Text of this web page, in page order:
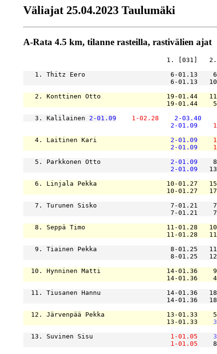
Väliajat 25.04.2023 Taulumäki
A-Rata 4.5 km, tilanne rasteilla, rastivälien ajat
1. [031]
1. Thitz Eero                      6-01.13
6-01.13
2. Konttinen Otto                 19-01.44
19-01.44
   3. Kalilainen
2-01.09 1-02.28
2-03.40
2-01.09
   4. Laitinen Kari
2-01.09
2-01.09
   5. Parkkonen Otto
2-01.09
2-01.09
6. Linjala Pekka                  10-01.27
10-01.27
7. Turunen Sisko                   7-01.21
7-01.21
8. Seppä Timo                     11-01.28
11-01.28
9. Tiainen Pekka                   8-01.25
8-01.25
10. Hynninen Matti                 14-01.36
14-01.36
11. Tiusanen Hannu                 14-01.36
14-01.36
12. Järvenpää Pekka                13-01.33
                                     13-01.33
  13. Suvinen Sisu
1-01.05
1-01.05